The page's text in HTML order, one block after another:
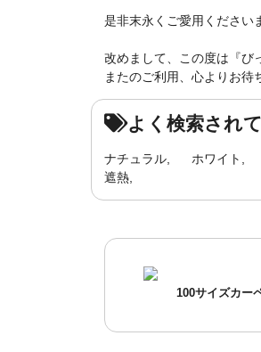
是非末永くご愛用ください
改めまして、この度は『び
またのご利用、心よりお
よく検索され
ナチュラル ホワイト
遮熱
100サイズカー